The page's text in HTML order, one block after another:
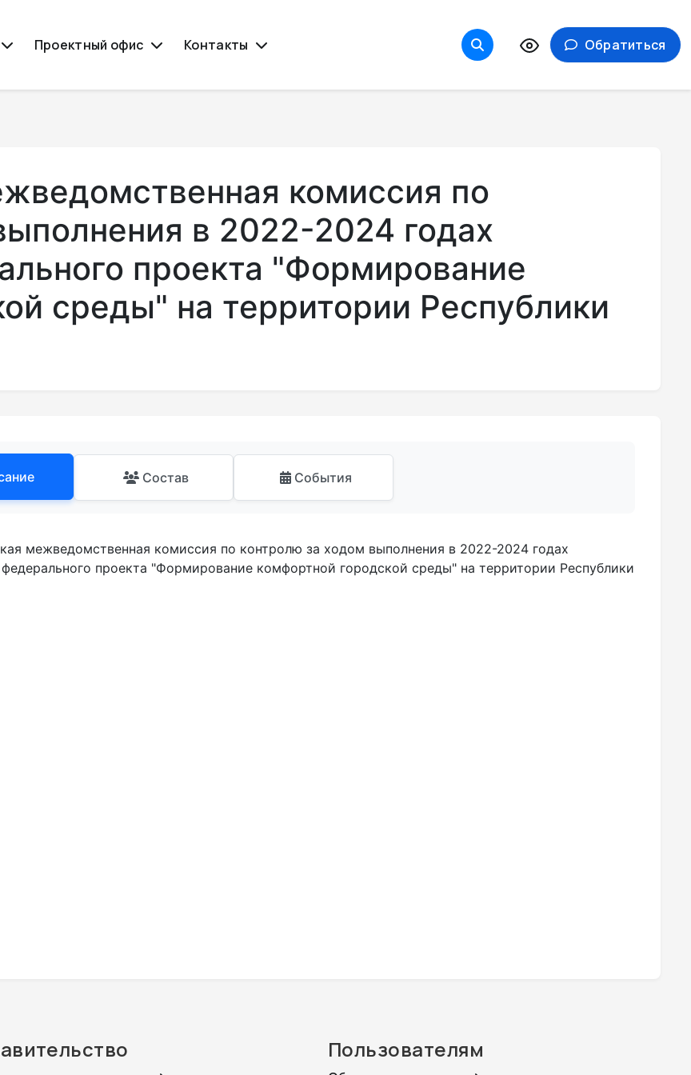
Проектный офис Контакты Обратиться
комиссия по
в 2022-2024 годах
проекта "Формирование
среды" на территории Республики
Состав События
межведомственная комиссия по контролю за ходом выполнения в 2022-2024 годах
проекта "Формирование комфортной городской среды" на территории Республики
Пользователям